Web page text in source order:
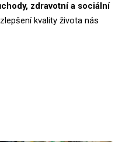
zdravotní a sociální
kvality života nás